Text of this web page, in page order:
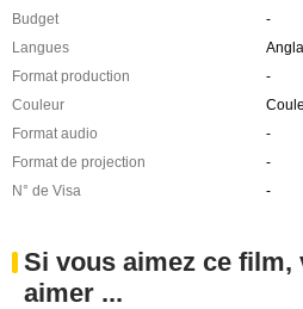
Budget
-
Langues
Format production
-
Couleur
Format audio
-
Format de projection
-
N° de Visa
-
Si vous aimez ce film,
aimer ...